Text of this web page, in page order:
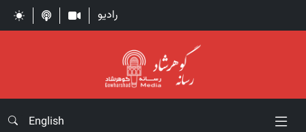
رادیو
English